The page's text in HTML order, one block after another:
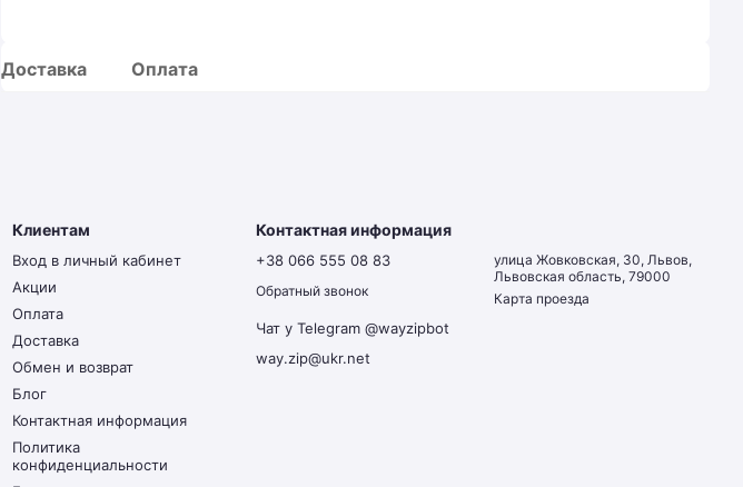
Доставка Оплата
Клиентам
Вход в личный кабинет
Акции
Оплата
Доставка
Обмен и возврат
Блог
Контактная информация
Политика
конфиденциальности
Контактная информация
+38 066 555 08 83
Обратный звонок
Чат у Telegram @wayzipbot
way.zip@ukr.net
улица Жовковская, 30, Львов,
Львовская область, 79000
Карта проезда